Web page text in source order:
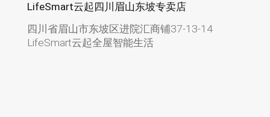
LifeSmart云起四川眉山东坡专卖店
四川省眉山市东坡区进院汇商铺37-13-14
LifeSmart云起全屋智能生活